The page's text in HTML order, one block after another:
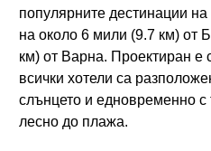
популярните дестинации
на около 6 мили (9.7 км) от
км) от Варна. Проектиран е
всички хотели са
слънцето и едновременно с
лесно до плажа.